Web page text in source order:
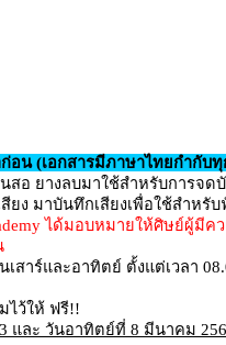
อน (เอกสารมีภาษาไทยกำกับ
อ ยางลบมาใช้สำหรับการจด
ยง มาบันทึกเสียงเพื่อใช้สำหรั
ได้มอบหมายให้ศิษย์ผู้
เสาร์และอาทิตย์ ตั้งแต่เวลา
ไว้ให้ ฟรี!!
และ วันอาทิตย์ที่ 8 มีนาคม